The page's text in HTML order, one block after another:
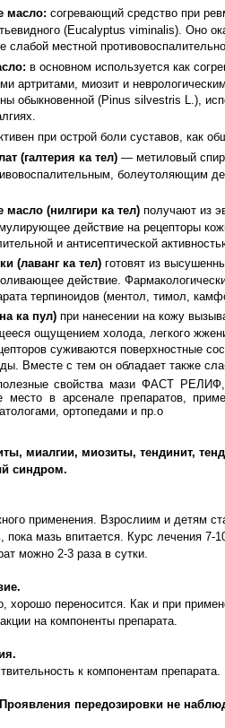
масло: согревающий средство при
(Eucalyptus viminalis). Оно
слабой местной
в основном используется как
артритами, миозит и
обыкновенной (Pinus silvestris L.),
при острой боли суставов, как
(галтерия ка тел) — метиловый
болеутоляющим
масло (нилгири ка тел) получают из
действие на рецепторы
и антисептической
(лаванг ка тел) готовят из
действие.
терпиноидов (ментол, тимол,
ка пул) при нанесении на кожу
ощущением холода, легкого
суживаются поверхностные
Вместе с тем он обладает также
свойства мази ФАСТ
место в арсенале препаратов,
ортопедами и пр.o
миалгии, миозиты, тендинит,
синдром.
применения. Взрослиим и детям
пока мазь впитается. Курс лечения 7-
можно 2-3 раза в сутки.
хорошо переносится. Как и при
на компоненты препарата.
к компонентам препарата.
передозировки не